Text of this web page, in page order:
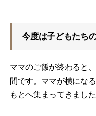
今度は子どもたち
ママのご飯が終わると
間です。ママが横にな
もとへ集まってきました